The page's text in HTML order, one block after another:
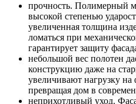
прочность. Полимерный
высокой степенью
увеличенная толщина
ломаться при
гарантирует защиту
небольшой вес полотен
конструкцию даже на
увеличивают нагрузку
превращая дом в
неприхотливый уход.